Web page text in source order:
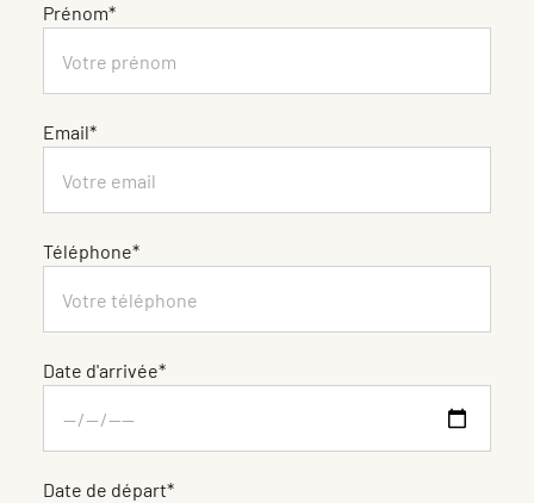
Prénom*
Email*
Téléphone*
Date d'arrivée*
Date de départ*